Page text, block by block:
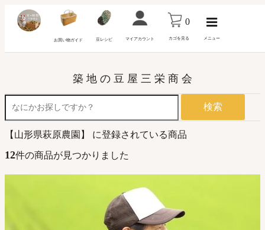
お買い物ガイド 豆レシピ マイアカウント
0
カゴを見る メニュー
築 地 の 豆 屋 三 栄 商 会
検索
【山形県萩原農園】 に登録されている商品
12件の商品が見つかりました